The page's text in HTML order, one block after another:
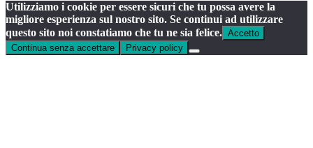
Utilizziamo i cookie per essere sicuri che tu possa avere la
migliore esperienza sul nostro sito. Se continui ad utilizzare
questo sito noi constatiamo che tu ne sia felice. Accetto
Continua senza accettare
Privacy policy